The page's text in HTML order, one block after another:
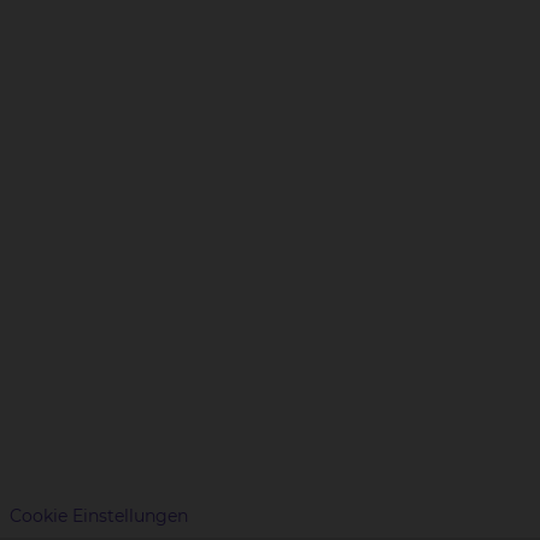
Cookie Einstellungen